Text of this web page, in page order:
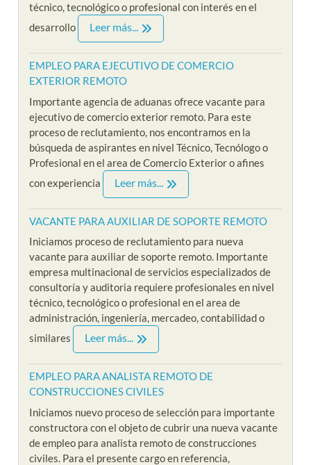
técnico, tecnológico o profesional con interés en el
desarrollo
Leer más...
EMPLEO PARA EJECUTIVO DE COMERCIO
EXTERIOR REMOTO
Importante agencia de aduanas ofrece vacante para
ejecutivo de comercio exterior remoto. Para este
proceso de reclutamiento, nos encontramos en la
búsqueda de aspirantes en nivel Técnico, Tecnólogo o
Profesional en el area de Comercio Exterior o afines
con experiencia
Leer más...
VACANTE PARA AUXILIAR DE SOPORTE REMOTO
Iniciamos proceso de reclutamiento para nueva
vacante para auxiliar de soporte remoto. Importante
empresa multinacional de servicios especializados de
consultoría y auditoria requiere profesionales en nivel
técnico, tecnológico o profesional en el area de
administración, ingeniería, mercadeo, contabilidad o
similares
Leer más...
EMPLEO PARA ANALISTA REMOTO DE
CONSTRUCCIONES CIVILES
Iniciamos nuevo proceso de selección para importante
constructora con el objeto de cubrir una nueva vacante
de empleo para analista remoto de construcciones
civiles. Para el presente cargo en referencia,